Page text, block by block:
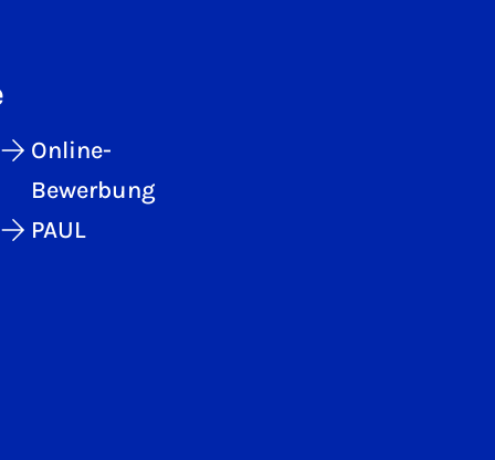
Online-
Bewerbung
PAUL